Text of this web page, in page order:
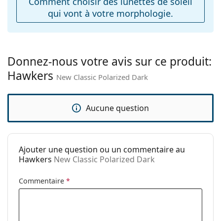
Non
Accessoires
Tissu de
nettoyage:
Non
Unisex
Catégorie:
Lunettes de soleil
Utilisation:
Mode
qui vont à votre morphologie.
Donnez-nous votre avis sur ce produit:
Hawkers New Classic Polarized Dark
Aucune question
Ajouter une question ou un commentaire au
Hawkers New Classic Polarized Dark
Commentaire *